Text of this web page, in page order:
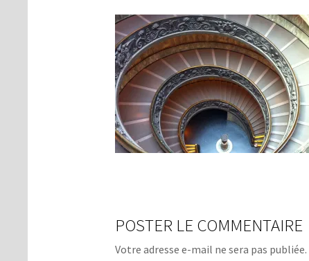
POSTER LE COMMENTAIRE
Votre adresse e-mail ne sera pas publiée.